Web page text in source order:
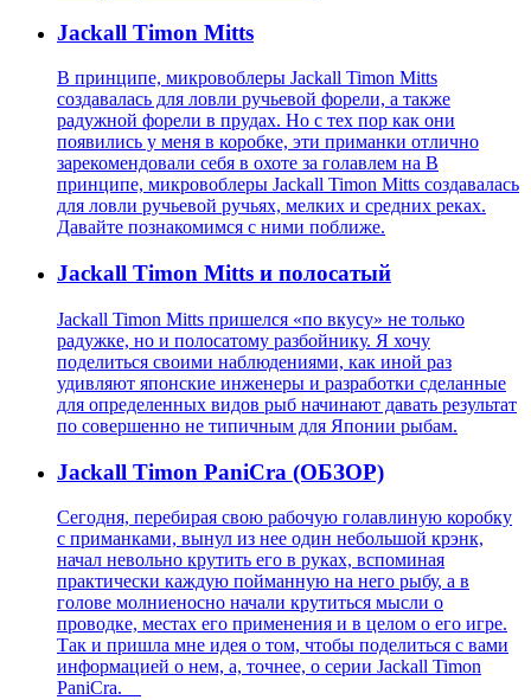
Jackall Timon Mitts
В принципе, микровоблеры Jackall Timon Mitts
создавалась для ловли ручьевой форели, а также
радужной форели в прудах. Но с тех пор как они
появились у меня в коробке, эти приманки отлично
зарекомендовали себя в охоте за голавлем на В
принципе, микровоблеры Jackall Timon Mitts создавалась
для ловли ручьевой ручьях, мелких и средних реках.
Давайте познакомимся с ними поближе.
Jackall Timon Mitts и полосатый
Jackall Timon Mitts пришелся «по вкусу» не только
радужке, но и полосатому разбойнику. Я хочу
поделиться своими наблюдениями, как иной раз
удивляют японские инженеры и разработки сделанные
для определенных видов рыб начинают давать результат
по совершенно не типичным для Японии рыбам.
Jackall Timon PaniCra (ОБЗОР)
Сегодня, перебирая свою рабочую голавлиную коробку
с приманками, вынул из нее один небольшой крэнк,
начал невольно крутить его в руках, вспоминая
практически каждую пойманную на него рыбу, а в
голове молниеносно начали крутиться мысли о
проводке, местах его применения и в целом о его игре.
Так и пришла мне идея о том, чтобы поделиться с вами
информацией о нем, а, точнее, о серии Jackall Timon
PaniCra.